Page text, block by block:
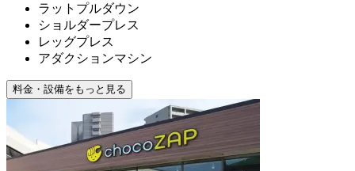
ラットプルダウン
ショルダープレス
レッグプレス
アダクションマシン
料金・設備をもっと見る